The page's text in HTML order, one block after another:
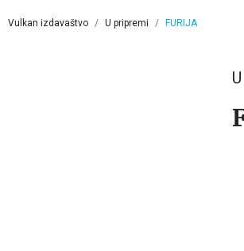
Vulkan izdavaštvo U pripremi FURIJA